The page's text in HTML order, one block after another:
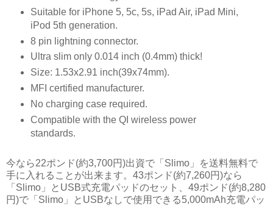
Suitable for iPhone 5, 5c, 5s, iPad Air, iPad Mini,
iPod 5th generation.
8 pin lightning connector.
Ultra slim only 0.014 inch (0.4mm) thick!
Size: 1.53x2.91 inch(39x74mm).
MFI certified manufacturer.
No charging case required.
Compatible with the QI wireless power
standards.
今なら22ポンド(約3,700円)出資で「Slimo」を送料無料で
手に入れることが出来ます。43ポンド(約7,260円)なら
「Slimo」とUSB式充電パッドのセット、49ポンド(約8,280
円)で「Slimo」とUSBなしで使用できる5,000mAh充電パッ